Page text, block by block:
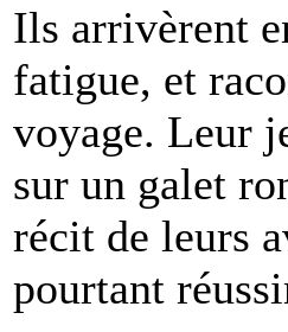
Ils arrivèrent
fatigue, et
voyage. Leur
sur un galet
récit de leurs
pourtant